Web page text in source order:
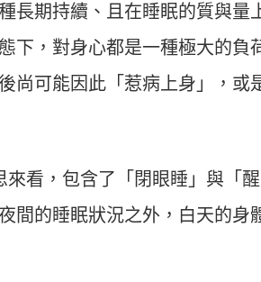
長期持續、且在睡眠的質與量
下，對身心都是一種極大的負
尚可能因此「惹病上身」，或
看，包含了「閉眼睡」與「
間的睡眠狀況之外，白天的身